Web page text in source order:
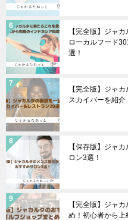
【完全版】ジャ
ローカルフード
選！
【完全版】ジャ
スカイバーを紹介
【保存版】ジャ
ロン3選！
【完全版】ジャ
め！初心者から上